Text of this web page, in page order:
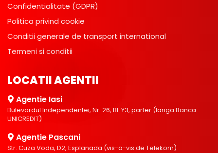
Confidentialitate (GDPR)
Politica privind cookie
Conditii generale de transport international
Termeni si conditii
LOCATII AGENTII
Agentie Iasi
Bulevardul Independentei, Nr. 26, Bl. Y3, parter (langa Banca
UNICREDIT)
Agentie Pascani
Str. Cuza Voda, D2, Esplanada (vis-a-vis de Telekom)